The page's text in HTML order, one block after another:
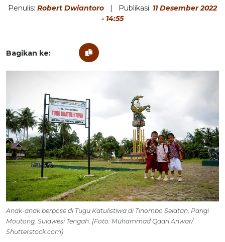
Penulis: Robert Dwiantoro | Publikasi: 11 Desember 2022
- 14:55
Bagikan ke:
Anak-anak berpose di Tugu Katulistiwa di Tinombo Selatan, Parigi
Moutong, Sulawesi Tengah. (Foto: Muhammad Qadri Anwar/
Shutterstock.com)